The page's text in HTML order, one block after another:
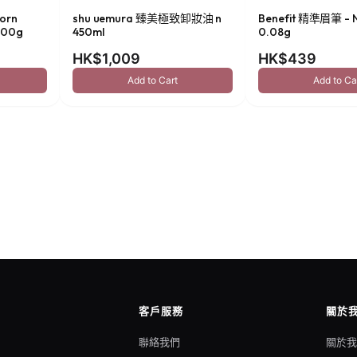
shu uemura 臻美極致卸妝油 n
450ml
HK$1,009
Add to Cart
Benefit 精準眉筆 -
0.08g
HK$439
Add to
客戶服務
聯絡我們
關於
關於